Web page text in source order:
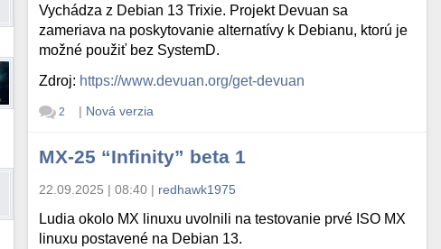
Vychádza z Debian 13 Trixie. Projekt Devuan sa
zameriava na poskytovanie alternatívy k Debianu, ktorú je
možné použiť bez SystemD.
Zdroj: https://www.devuan.org/get-devuan
2 | Nová verzia
MX-25 “Infinity” beta 1
22.09.2025 | 08:40 | redhawk1975
Ludia okolo MX linuxu uvolnili na testovanie prvé ISO MX
linuxu postavené na Debian 13.